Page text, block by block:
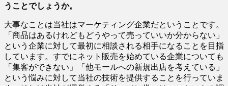
うことでしょうか。
大事なことは当社はマーケティング企業だということです。
「商品はあるけれどもどうやって売っていいか分からない」
という企業に対して最初に相談される相手になることを目指
しています。すでにネット販売を始めている企業についても
「集客ができない」「他モールへの新規出店を考えている」
という悩みに対して当社の技術を提供することを行っていま